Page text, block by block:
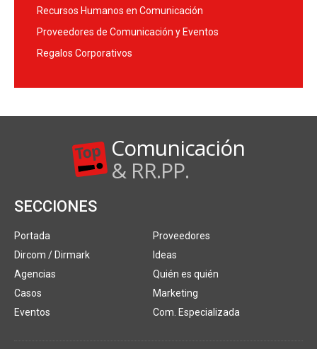
Recursos Humanos en Comunicación
Proveedores de Comunicación y Eventos
Regalos Corporativos
Comunicación
& RR.PP.
SECCIONES
Portada
Dircom / Dirmark
Agencias
Casos
Eventos
Proveedores
Ideas
Quién es quién
Marketing
Com. Especializada